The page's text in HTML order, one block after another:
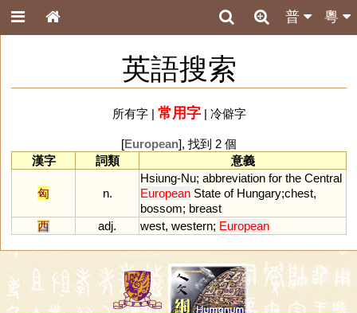
粵
普
英語搜索
所有字| 常用字| 冷僻字
[European], 找到 2 個
漢字
詞類 意義
匈 n.
Hsiung-Nu; abbreviation for the Central
European State of Hungary;chest,
bossom; breast
西
adj. west, western; European